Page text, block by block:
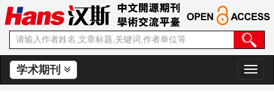
学术期刊
切
换